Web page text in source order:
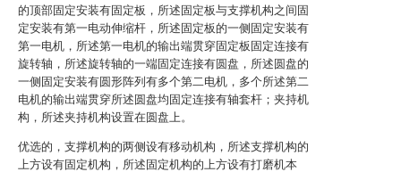
的顶部固定安装有固定板，所述固定板与支撑机构之间固
定安装有第一电动伸缩杆，所述固定板的一侧固定安装有
第一电机，所述第一电机的输出端贯穿固定板固定连接有
旋转轴，所述旋转轴的一端固定连接有圆盘，所述圆盘的
一侧固定安装有圆形阵列有多个第二电机，多个所述第二
电机的输出端贯穿所述圆盘均固定连接有轴套杆；夹持机
构，所述夹持机构设置在圆盘上。
优选的，支撑机构的两侧设有移动机构，所述支撑机构的
上方设有固定机构，所述固定机构的上方设有打磨机本